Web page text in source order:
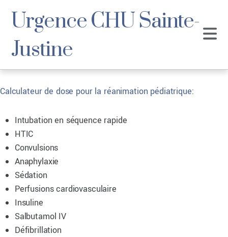
Urgence CHU Sainte-
Justine
Calculateur de dose pour la réanimation pédiatrique:
Intubation en séquence rapide
HTIC
Convulsions
Anaphylaxie
Sédation
Perfusions cardiovasculaire
Insuline
Salbutamol IV
Défibrillation